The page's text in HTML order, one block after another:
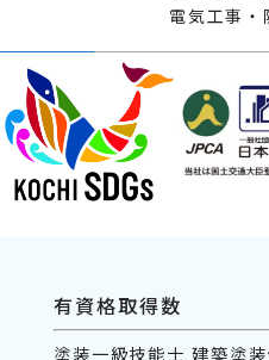
電気工事
有資格取得数
塗装一級技能士 建築塗